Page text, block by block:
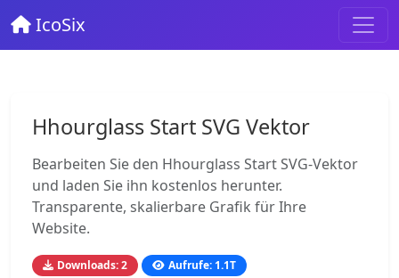
IcoSix
Hhourglass Start SVG Vektor
Bearbeiten Sie den Hhourglass Start SVG-Vektor
und laden Sie ihn kostenlos herunter.
Transparente, skalierbare Grafik für Ihre
Website.
Downloads: 2
Aufrufe: 1.1T